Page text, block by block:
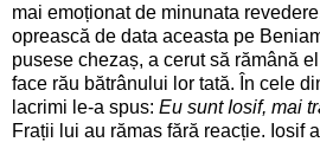
mai emoționat de minunata
oprească de data aceasta pe
pusese chezaș, a cerut să rămână
face rău bătrânului lor tată. În cele
lacrimi le-a spus: Eu sunt Iosif, mai
Frații lui au rămas fără reacție. Iosif